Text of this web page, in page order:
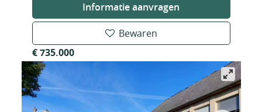
Informatie aanvragen
Bewaren
€ 735.000